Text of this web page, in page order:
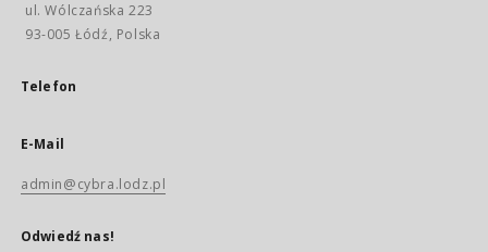
ul. Wólczańska 223
93-005 Łódź, Polska
Telefon
E-Mail
admin@cybra.lodz.pl
Odwiedź nas!